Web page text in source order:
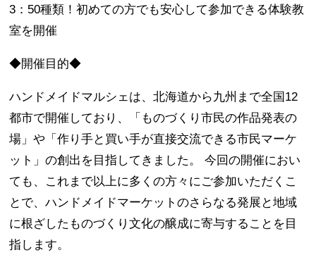
3：50種類！初めての方でも安心して参加できる体験教
室を開催
◆開催目的◆
ハンドメイドマルシェは、北海道から九州まで全国12
都市で開催しており、「ものづくり市民の作品発表の
場」や「作り手と買い手が直接交流できる市民マーケ
ット」の創出を目指してきました。 今回の開催におい
ても、これまで以上に多くの方々にご参加いただくこ
とで、ハンドメイドマーケットのさらなる発展と地域
に根ざしたものづくり文化の醸成に寄与することを目
指します。